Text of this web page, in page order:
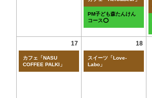
PM子ども森たんけん
コース⭕
17
カフェ「NASU
COFFEE PALKI」
18
スイーツ「Love-
Labo」